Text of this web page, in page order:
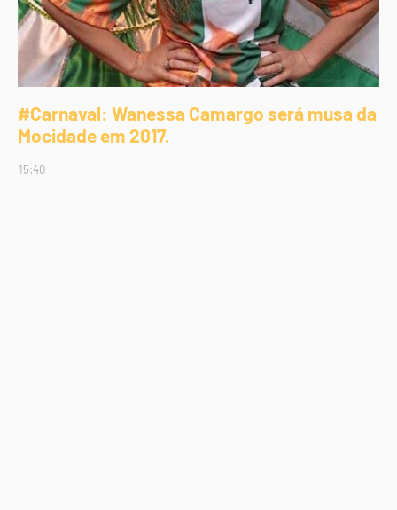
#Carnaval: Wanessa Camargo será musa da
Mocidade em 2017.
15:40